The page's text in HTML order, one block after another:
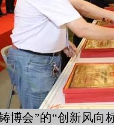
博会”的“创新风向